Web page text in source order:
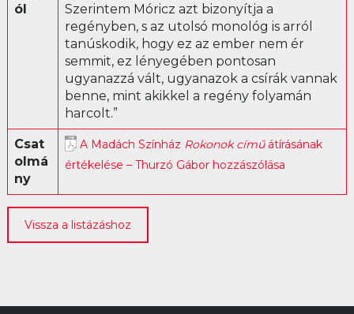
ól
Szerintem Móricz azt bizonyítja a
regényben, s az utolsó monológ is arról
tanúskodik, hogy ez az ember nem ér
semmit, ez lényegében pontosan
ugyanazzá vált, ugyanazok a csírák vannak
benne, mint akikkel a regény folyamán
harcolt.”
Csat
olmá
ny
A Madách Színház Rokonok címűátírásának
értékelése – Thurzó Gábor hozzászólása
Vissza a listázáshoz